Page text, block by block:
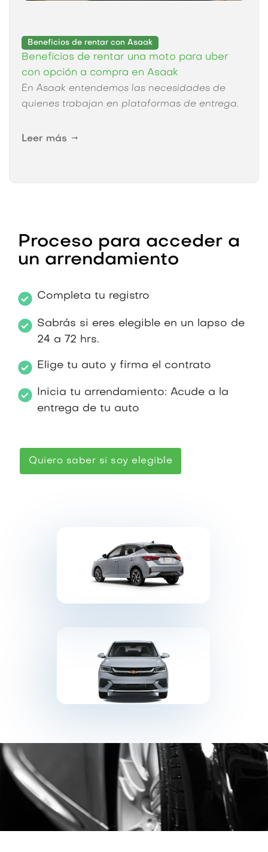
Beneficios de rentar con Asaak
Beneficios de rentar una moto para uber
con opción a compra en Asaak
En Asaak entendemos las necesidades de
quienes trabajan en plataformas de entrega.
motocicletas ha sido diseñado para brindar
Leer más 
Proceso para acceder a
un arrendamiento
Completa tu registro
Sabrás si eres elegible en un lapso de
24 a 72 hrs.
Elige tu auto y firma el contrato
Inicia tu arrendamiento: Acude a la
entrega de tu auto
Quiero saber si soy elegible